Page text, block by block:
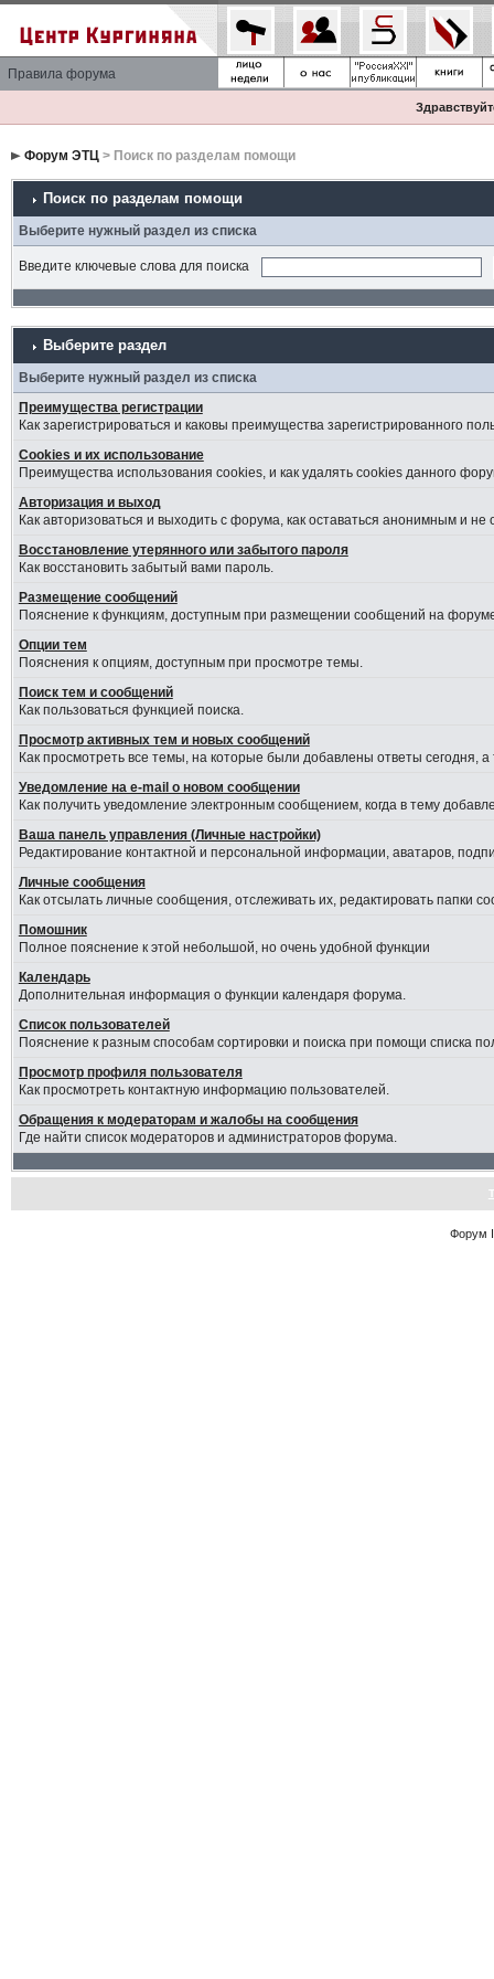
Правила форума
Форум ЭТЦ> Поиск по разделам помощи
Поиск по разделам помощи
Выберите нужный раздел из списка
Введите ключевые слова для поиска
Выберите раздел
Выберите нужный раздел из списка
Преимущества регистрации
Как зарегистрироваться и каковы преимущества зарегистрированного
Cookies и их использование
Преимущества использования cookies, и как удалять cookies данного
Авторизация и выход
Как авторизоваться и выходить с форума, как оставаться анонимным и
Восстановление утерянного или забытого пароля
Как восстановить забытый вами пароль.
Размещение сообщений
Пояснение к функциям, доступным при размещении сообщений на
Опции тем
Пояснения к опциям, доступным при просмотре темы.
Поиск тем и сообщений
Как пользоваться функцией поиска.
Просмотр активных тем и новых сообщений
Как просмотреть все темы, на которые были добавлены ответы сегодня,
Уведомление на е-mail о новом сообщении
Как получить уведомление электронным сообщением, когда в тему
Ваша панель управления (Личные настройки)
Редактирование контактной и персональной информации, аватаров,
Личные сообщения
Как отсылать личные сообщения, отслеживать их, редактировать папки
Помошник
Полное пояснение к этой небольшой, но очень удобной функции
Календарь
Дополнительная информация о функции календаря форума.
Список пользователей
Пояснение к разным способам сортировки и поиска при помощи списка
Просмотр профиля пользователя
Как просмотреть контактную информацию пользователей.
Обращения к модераторам и жалобы на сообщения
Где найти список модераторов и администраторов форума.
Форум